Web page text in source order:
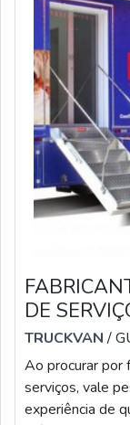
DE
TRUCKVAN/
Ao procurar por
serviços, vale
experiência de